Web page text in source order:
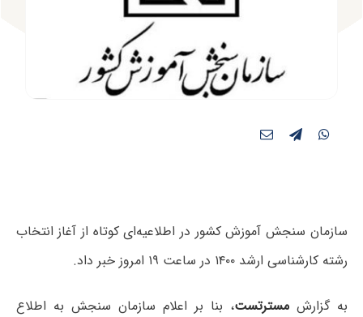
سازمان سنجش آموزش کشور در اطلاعیه‌ای کوتاه از آغاز انتخاب
رشته کارشناسی ارشد ۱۴۰۰ در ساعت ۱۹ امروز خبر داد.
به گزارشمسترتست، بنا بر اعلام سازمان سنجش به اطلاع